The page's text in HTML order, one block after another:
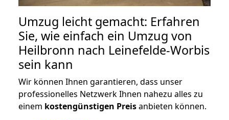
Umzug leicht gemacht: Erfahren
Sie, wie einfach ein Umzug von
Heilbronn nach Leinefelde-Worbis
sein kann
Wir können Ihnen garantieren, dass unser
professionelles Netzwerk Ihnen nahezu alles zu
einem kostengünstigen Preisanbieten können.